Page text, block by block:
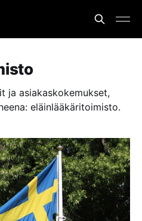
ja asiakaskokemukset,
eläinlääkäritoimisto.